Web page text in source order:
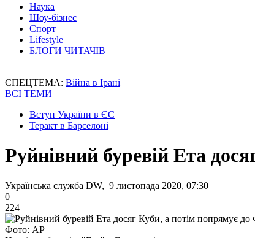
Наука
Шоу-бізнес
Спорт
Lifestyle
БЛОГИ ЧИТАЧІВ
СПЕЦТЕМА: Війна в Ірані
ВСІ ТЕМИ
Вступ України в ЄС
Теракт в Барселоні
Руйнівний буревій Ета
Українська служба DW, 9 листопада 2020, 07:30
0
224
Фото: АР